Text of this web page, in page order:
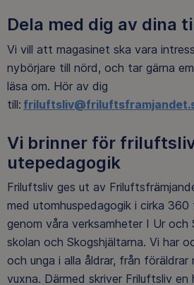
Dela med dig av dina
Vi vill att magasinet ska vara
nybörjare till nörd, och tar gärna
läsa om. Hör av dig
till:
Vi brinner för
utepedagogik
Friluftsliv ges ut av
med utomhuspedagogik i cirka
genom våra verksamheter I Ur och
skolan och Skogshjältarna. Vi har
och unga i alla åldrar, från
vuxna. Därmed skriver Friluftsliv en